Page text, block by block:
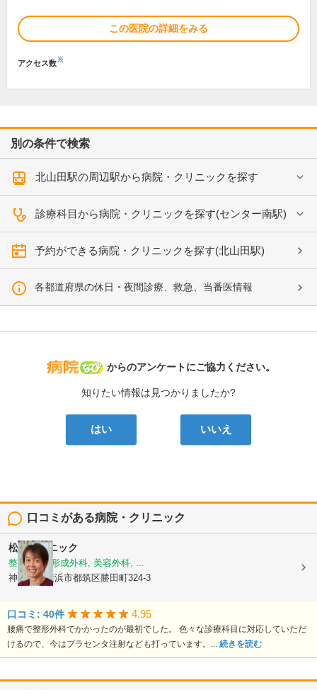
この医院の詳細をみる
アクセス数※
別の条件で検索
北山田駅の周辺駅から病院・クリニックを探す
診療科目から病院・クリニックを探す(センター南駅)
予約ができる病院・クリニックを探す(北山田駅)
各都道府県の休日・夜間診療、救急、当番医情報
病院なび
からのアンケートにご協力ください。
知りたい情報は見つかりましたか?
はい いいえ
口コミがある病院・クリニック
松井クリニック
整形外科, 形成外科, 美容外科, ...
神奈川県横浜市都筑区勝田町324-3
口コミ: 40件 4.95
腰痛で整形外科でかかったのが最初でした。 色々な診療科目に対応していただ
けるので、今はプラセンタ注射なども打っています。... 続きを読む